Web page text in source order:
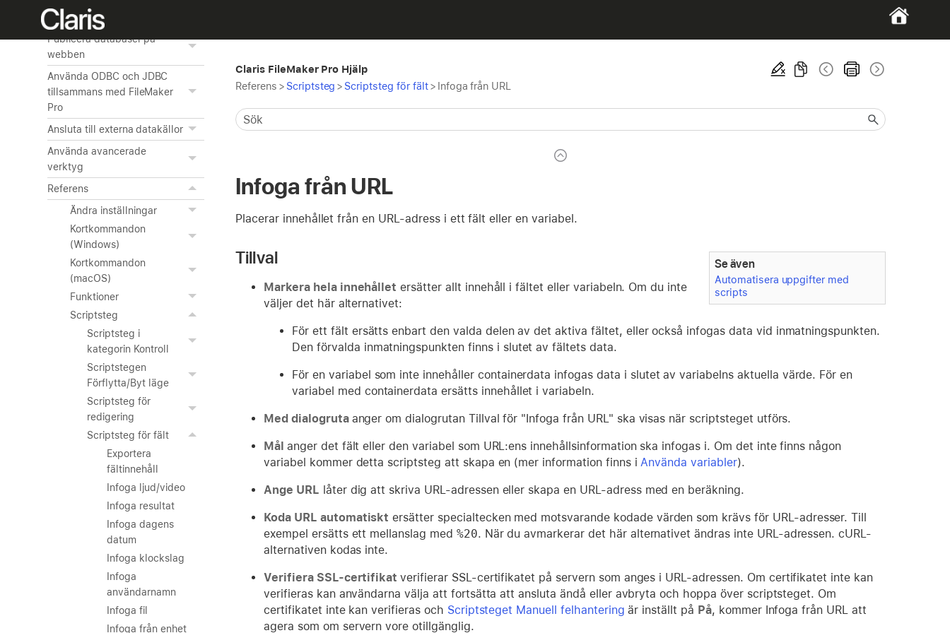
exportera data
Publicera databaser på
webben
Använda ODBC och JDBC
tillsammans med FileMaker
Pro
Ansluta till externa datakällor
Använda avancerade
verktyg
Referens
Ändra inställningar
Kortkommandon
(Windows)
Kortkommandon
(macOS)
Funktioner
Scriptsteg
Scriptsteg i
kategorin Kontroll
Scriptstegen
Förflytta/Byt läge
Scriptsteg för
redigering
Scriptsteg för fält
Exportera
fältinnehåll
Infoga ljud/video
Infoga resultat
Infoga dagens
datum
Infoga klockslag
Infoga
användarnamn
Infoga fil
Infoga från enhet
Claris FileMaker Pro Hjälp
Referens > Scriptsteg > Scriptsteg för fält> Infoga från URL
Infoga från URL
Placerar innehållet från en URL-adress i ett fält eller en variabel.
Se även
Automatisera uppgifter med
scripts
Tillval
Markera hela innehållet ersätter allt innehåll i fältet eller variabeln. Om du inte
väljer det här alternativet:
För ett fält ersätts enbart den valda delen av det aktiva fältet, eller också infogas data vid inmatningspunkten.
Den förvalda inmatningspunkten finns i slutet av fältets data.
För en variabel som inte innehåller containerdata infogas data i slutet av variabelns aktuella värde. För en
variabel med containerdata ersätts innehållet i variabeln.
Med dialogruta anger om dialogrutan Tillval för "Infoga från URL" ska visas när scriptsteget utförs.
Mål anger det fält eller den variabel som URL:ens innehållsinformation ska infogas i. Om det inte finns någon
variabel kommer detta scriptsteg att skapa en (mer information finns iAnvända variabler).
Ange URL låter dig att skriva URL-adressen eller skapa en URL-adress med en beräkning.
Koda URL automatiskt ersätter specialtecken med motsvarande kodade värden som krävs för URL-adresser. Till
exempel ersätts ett mellanslag med %20. När du avmarkerar det här alternativet ändras inte URL-adressen. cURL-
alternativen kodas inte.
Verifiera SSL-certifikatverifierar SSL-certifikatet på servern som anges i URL-adressen. Om certifikatet inte kan
verifieras kan användarna välja att fortsätta att ansluta ändå eller avbryta och hoppa över scriptsteget. Om
certifikatet inte kan verifieras och Scriptsteget Manuell felhantering är inställt på På, kommer Infoga från URL att
agera som om servern vore otillgänglig.